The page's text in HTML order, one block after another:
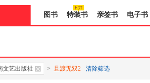
图书 特装书 亲签书 电子书
文艺出版社 > 且渡无双2 清除筛选